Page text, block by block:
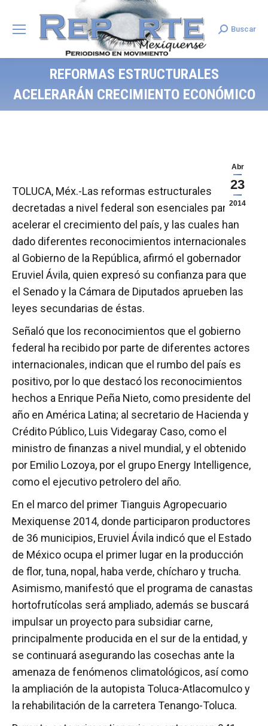
Search:
Buscar
REFORMAS ESTRUCTURALES
ACELERARÁN CRECIMIENTO ECONÓMICO
Abr
23
2014
TOLUCA, Méx.-Las reformas estructurales
decretadas a nivel federal son esenciales para
acelerar el crecimiento del país, y las cuales han
dado diferentes reconocimientos internacionales
al Gobierno de la República, afirmó el gobernador
Eruviel Ávila, quien expresó su confianza para que
el Senado y la Cámara de Diputados aprueben las
leyes secundarias de éstas.
Señaló que los reconocimientos que el gobierno
federal ha recibido por parte de diferentes actores
internacionales, indican que el rumbo del país es
positivo, por lo que destacó los reconocimientos
hechos a Enrique Peña Nieto, como presidente del
año en América Latina; al secretario de Hacienda y
Crédito Público, Luis Videgaray Caso, como el
ministro de finanzas a nivel mundial, y el obtenido
por Emilio Lozoya, por el grupo Energy Intelligence,
como el ejecutivo petrolero del año.
En el marco del primer Tianguis Agropecuario
Mexiquense 2014, donde participaron productores
de 36 municipios, Eruviel Ávila indicó que el Estado
de México ocupa el primer lugar en la producción
de flor, tuna, nopal, haba verde, chícharo y trucha.
Asimismo, manifestó que el programa de canastas
hortofrutícolas será ampliado, además se buscará
impulsar un proyecto para subsidiar carne,
principalmente producida en el sur de la entidad, y
se continuará asegurando las cosechas ante la
amenaza de fenómenos climatológicos, así como
la ampliación de la autopista Toluca-Atlacomulco y
la rehabilitación de la carretera Tenango-Toluca.